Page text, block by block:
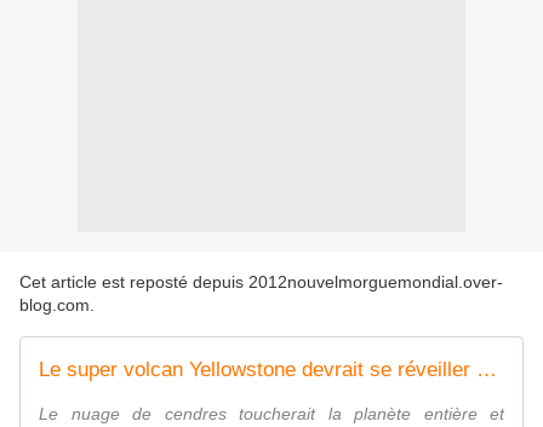
Cet article est reposté depuis 2012nouvelmorguemondial.over-
blog.com
Le super volcan Yellowstone devrait se réveiller plus tôt que prévu: les prédictions effrayantes,Le nuage de cendres toucherait la planète entière et empêcherait toute culture de la terre. - MOINS de BIENS PLUS de LIENS
Le nuage de cendres toucherait la planète entière et